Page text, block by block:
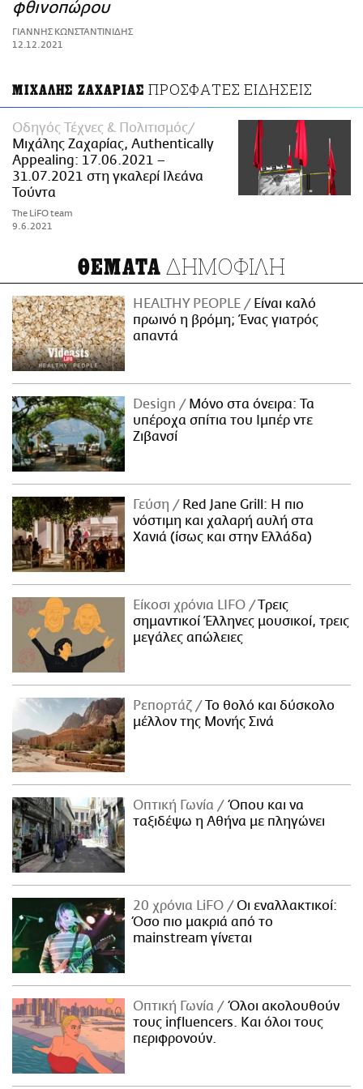
PRINT
φθινοπώρου
ΓΙΑΝΝΗΣ ΚΩΝΣΤΑΝΤΙΝΙΔΗΣ
12.12.2021
ΜΙΧΑΛΗΣ ΖΑΧΑΡΙΑΣ ΠΡΟΣΦΑΤΕΣ ΕΙΔΗΣΕΙΣ
Οδηγός Τέχνες & Πολιτισμός
Μιχάλης Ζαχαρίας, Authentically
Appealing: 17.06.2021 –
31.07.2021 στη γκαλερί Ιλεάνα
Τούντα
The LiFO team
9.6.2021
ΘΕΜΑΤΑ ΔΗΜΟΦΙΛΗ
HEALTHY PEOPLE
Είναι καλό
πρωινό η βρόμη; Ένας γιατρός
απαντά
Design
Μόνο στα όνειρα: Τα
υπέροχα σπίτια του Ιμπέρ ντε
Ζιβανσί
Γεύση
Red Jane Grill: Η πιο
νόστιμη και χαλαρή αυλή στα
Χανιά (ίσως και στην Ελλάδα)
Είκοσι χρόνια LIFO
Tρεις
σημαντικοί Έλληνες μουσικοί, τρεις
μεγάλες απώλειες
Ρεπορτάζ
Το θολό και δύσκολο
μέλλον της Μονής Σινά
Οπτική Γωνία
Όπου και να
ταξιδέψω η Αθήνα με πληγώνει
20 χρόνια LiFO
Οι εναλλακτικοί:
Όσο πιο μακριά από το
mainstream γίνεται
Οπτική Γωνία
Όλοι ακολουθούν
τους influencers. Και όλοι τους
περιφρονούν.